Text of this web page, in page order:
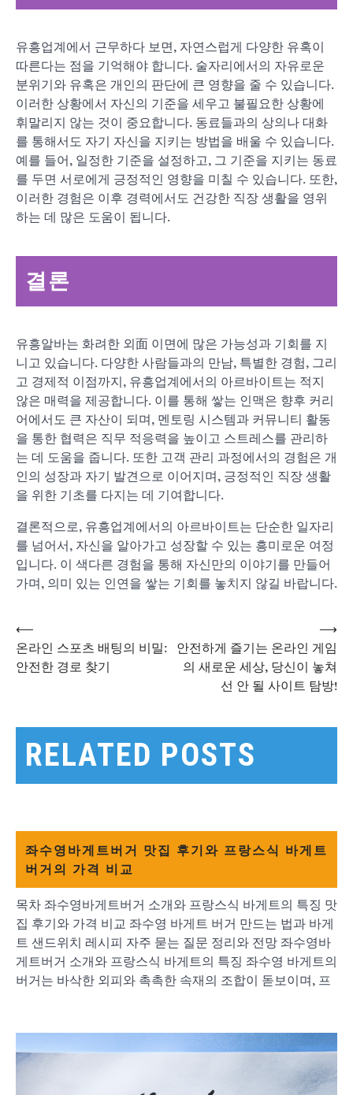
유흥업계에서 근무하다 보면, 자연스럽게 다양한 유혹이
따른다는 점을 기억해야 합니다. 술자리에서의 자유로운
분위기와 유혹은 개인의 판단에 큰 영향을 줄 수 있습니다.
이러한 상황에서 자신의 기준을 세우고 불필요한 상황에
휘말리지 않는 것이 중요합니다. 동료들과의 상의나 대화
를 통해서도 자기 자신을 지키는 방법을 배울 수 있습니다.
예를 들어, 일정한 기준을 설정하고, 그 기준을 지키는 동료
를 두면 서로에게 긍정적인 영향을 미칠 수 있습니다. 또한,
이러한 경험은 이후 경력에서도 건강한 직장 생활을 영위
하는 데 많은 도움이 됩니다.
결론
유흥알바는 화려한 외面 이면에 많은 가능성과 기회를 지
니고 있습니다. 다양한 사람들과의 만남, 특별한 경험, 그리
고 경제적 이점까지, 유흥업계에서의 아르바이트는 적지
않은 매력을 제공합니다. 이를 통해 쌓는 인맥은 향후 커리
어에서도 큰 자산이 되며, 멘토링 시스템과 커뮤니티 활동
을 통한 협력은 직무 적응력을 높이고 스트레스를 관리하
는 데 도움을 줍니다. 또한 고객 관리 과정에서의 경험은 개
인의 성장과 자기 발견으로 이어지며, 긍정적인 직장 생활
을 위한 기초를 다지는 데 기여합니다.
결론적으로, 유흥업계에서의 아르바이트는 단순한 일자리
를 넘어서, 자신을 알아가고 성장할 수 있는 흥미로운 여정
입니다. 이 색다른 경험을 통해 자신만의 이야기를 만들어
가며, 의미 있는 인연을 쌓는 기회를 놓치지 않길 바랍니다.
글
색
⟵
온라인 스포츠 배팅의 비밀:
안전한 경로 찾기
안전하게 즐기는 온라인 게임
의 새로운 세상, 당신이 놓쳐
선 안 될 사이트 탐방!
⟶
RELATED POSTS
좌수영바게트버거 맛집 후기와 프랑스식 바게트
버거의 가격 비교
목차 좌수영바게트버거 소개와 프랑스식 바게트의 특징 맛
집 후기와 가격 비교 좌수영 바게트 버거 만드는 법과 바게
트 샌드위치 레시피 자주 묻는 질문 정리와 전망 좌수영바
게트버거 소개와 프랑스식 바게트의 특징 좌수영 바게트의
버거는 바삭한 외피와 촉촉한 속재의 조합이 돋보이며, 프